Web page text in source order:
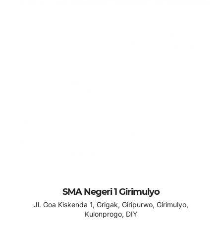
SMA Negeri 1 Girimulyo
Jl. Goa Kiskenda 1, Grigak, Giripurwo, Girimulyo,
Kulonprogo, DIY